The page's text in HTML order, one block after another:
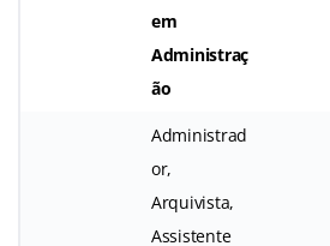
em
Administraç
ão
Administrad
or,
Arquivista,
Assistente